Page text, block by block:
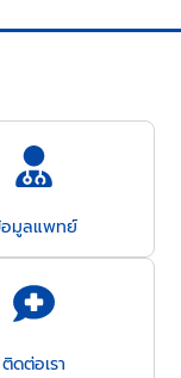
มูลแพทย์
ติดต่อเรา